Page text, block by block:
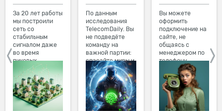
За 20 лет работы
мы построили
сеть со
стабильным
сигналом даже
во время
пиковых
нагрузок в
вечернее время.
Мы постоянно
обновляем наше
оборудование в
домах, а система
По данным
исследования
TelecomDaily. Вы
не подведёте
команду на
важной партии:
спасайте миры и
побеждайте с
друзьями в
онлайн-играх.
Вы можете
оформить
подключение на
сайте, не
общаясь с
менеджером по
телефону.
Просто в три
клика заполните
форму заявки на
сайте, выберите
дату и время
подключения,